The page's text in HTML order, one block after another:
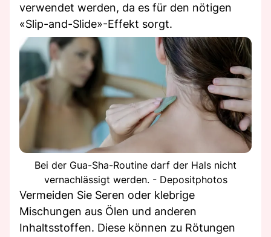
verwendet werden, da es für den nötigen
«Slip-and-Slide»-Effekt sorgt.
Bei der Gua-Sha-Routine darf der Hals nicht
vernachlässigt werden. - Depositphotos
Vermeiden Sie Seren oder klebrige
Mischungen aus Ölen und anderen
Inhaltsstoffen. Diese können zu Rötungen